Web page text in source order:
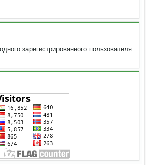
зарегистрированного пользователя